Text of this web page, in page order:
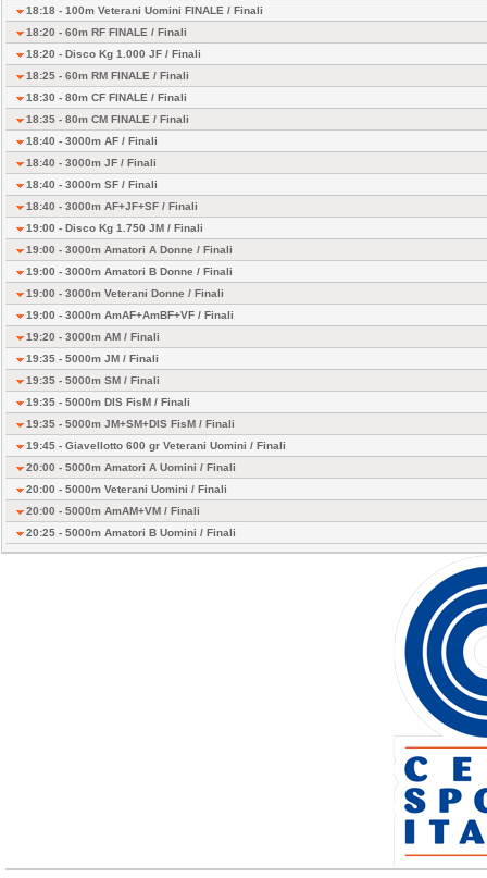
18:18 - 100m Veterani Uomini FINALE / Finali
18:20 - 60m RF FINALE / Finali
18:20 - Disco Kg 1.000 JF / Finali
18:25 - 60m RM FINALE / Finali
18:30 - 80m CF FINALE / Finali
18:35 - 80m CM FINALE / Finali
18:40 - 3000m AF / Finali
18:40 - 3000m JF / Finali
18:40 - 3000m SF / Finali
18:40 - 3000m AF+JF+SF / Finali
19:00 - Disco Kg 1.750 JM / Finali
19:00 - 3000m Amatori A Donne / Finali
19:00 - 3000m Amatori B Donne / Finali
19:00 - 3000m Veterani Donne / Finali
19:00 - 3000m AmAF+AmBF+VF / Finali
19:20 - 3000m AM / Finali
19:35 - 5000m JM / Finali
19:35 - 5000m SM / Finali
19:35 - 5000m DIS FisM / Finali
19:35 - 5000m JM+SM+DIS FisM / Finali
19:45 - Giavellotto 600 gr Veterani Uomini / Finali
20:00 - 5000m Amatori A Uomini / Finali
20:00 - 5000m Veterani Uomini / Finali
20:00 - 5000m AmAM+VM / Finali
20:25 - 5000m Amatori B Uomini / Finali